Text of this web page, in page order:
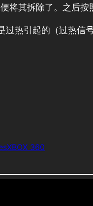
将其拆除了。之后按
热引起的（过热信
XBOX 360